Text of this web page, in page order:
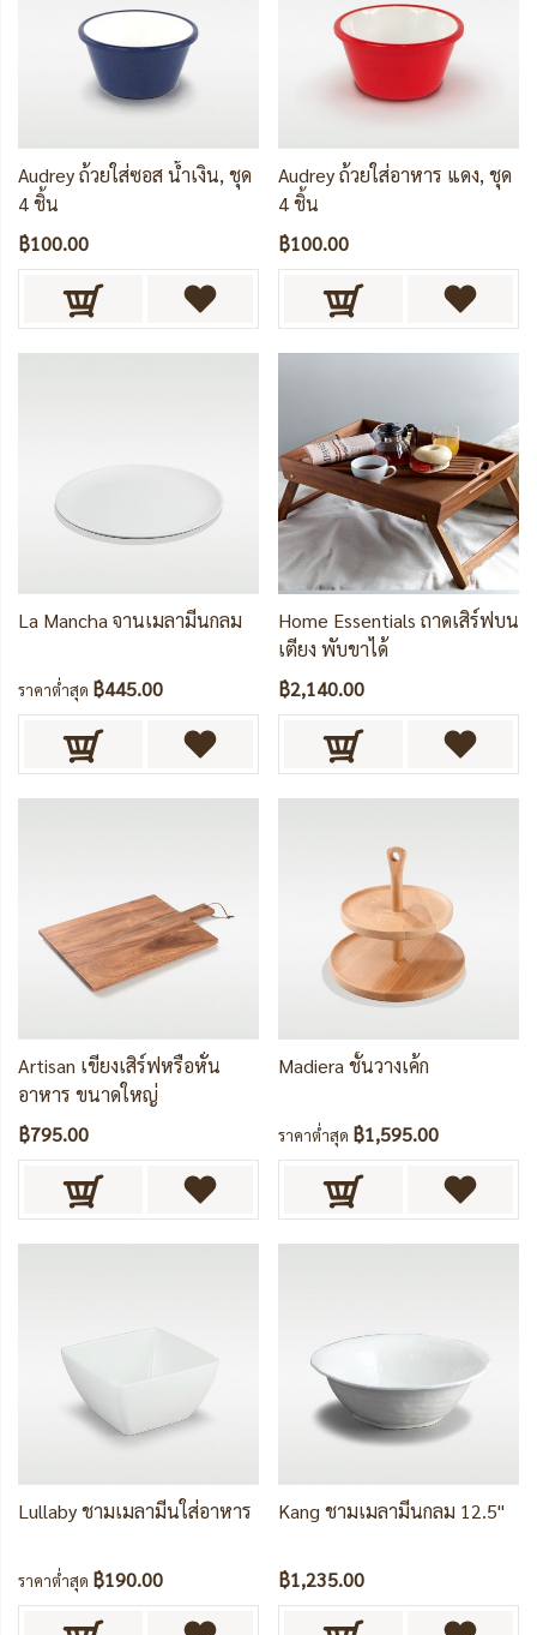
Audrey ถ้วยใส่ซอส น้ำเงิน, ชุด
4 ชิ้น
฿100.00
Audrey ถ้วยใส่อาหาร แดง, ชุด
4 ชิ้น
฿100.00
La Mancha จานเมลามีนกลม
ราคาต่ำสุด ฿445.00
Home Essentials ถาดเสิร์ฟบน
เตียง พับขาได้
฿2,140.00
Artisan เขียงเสิร์ฟหรือหั่น
อาหาร ขนาดใหญ่
฿795.00
Madiera ชั้นวางเค้ก
ราคาต่ำสุด ฿1,595.00
Lullaby ชามเมลามีนใส่อาหาร
ราคาต่ำสุด ฿190.00
Kang ชามเมลามีนกลม 12.5"
฿1,235.00